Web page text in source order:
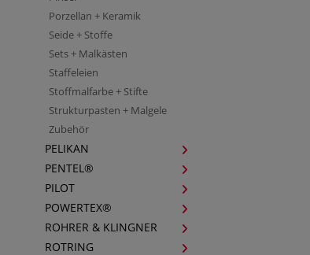
Porzellan + Keramik
Seide + Stoffe
Sets + Malkästen
Staffeleien
Stoffmalfarbe + Stifte
Strukturpasten + Malgele
Zubehör
PELIKAN
PENTEL®
PILOT
POWERTEX®
ROHRER & KLINGNER
ROTRING